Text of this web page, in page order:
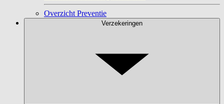
Overzicht Preventie
Verzekeringen